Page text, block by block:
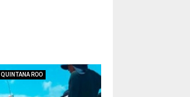
QUINTANA ROO